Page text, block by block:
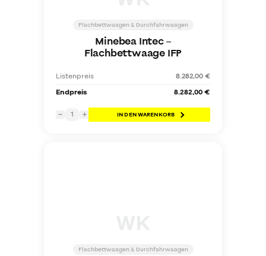
Flachbettwaagen & Durchfahrwaagen
Minebea Intec–
Flachbettwaage IFP
Listenpreis
8.282,00 €
Endpreis
8.282,00 €
− 1 + IN DEN WARENKORB
Flachbettwaagen & Durchfahrwaagen